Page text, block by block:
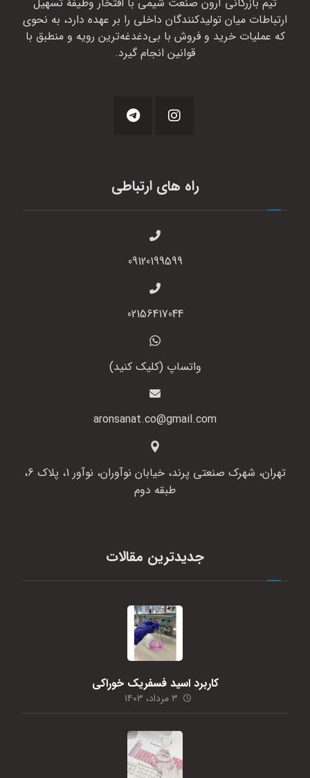
ارتباطات میان تولیدکنندگان داخلی را بر عهده دارد، به نحوی
که عملیات خرید و فروش با بی‌دغدغه‌ترین رویه و منطبق با
قوانین انجام گیرد.
راه های ارتباطی
09120199599
02156417044
واتساپ (کلیک کنید)
aronsanat.co@gmail.com
تهران، شهرک صنعتی پرند، خیابان نوآوران، نوآور 1، پلاک 6،
طبقه دوم
جدیدترین مقالات
کاربرد اسید فسفریک خوراکی
۳ مرداد، ۱۴۰۳